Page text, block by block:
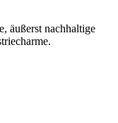
äußerst nachhaltige